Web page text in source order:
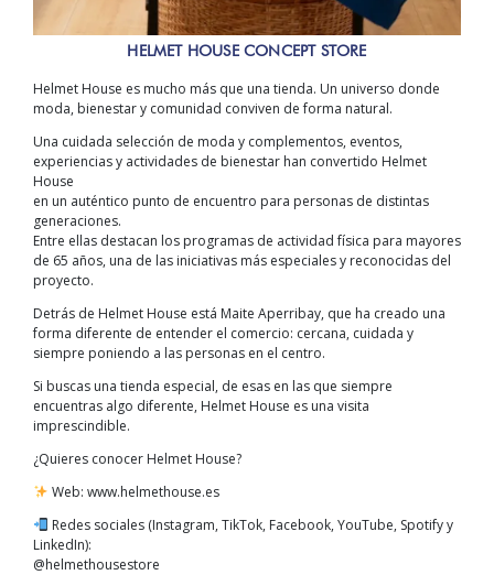
HELMET HOUSE CONCEPT STORE
Helmet House es mucho más que una tienda. Un universo donde
moda, bienestar y comunidad conviven de forma natural.
Una cuidada selección de moda y complementos, eventos,
experiencias y actividades de bienestar han convertido Helmet
House
en un auténtico punto de encuentro para personas de distintas
generaciones.
Entre ellas destacan los programas de actividad física para mayores
de 65 años, una de las iniciativas más especiales y reconocidas del
proyecto.
Detrás de Helmet House está Maite Aperribay, que ha creado una
forma diferente de entender el comercio: cercana, cuidada y
siempre poniendo a las personas en el centro.
Si buscas una tienda especial, de esas en las que siempre
encuentras algo diferente, Helmet House es una visita
imprescindible.
¿Quieres conocer Helmet House?
Web: www.helmethouse.es
Redes sociales (Instagram, TikTok, Facebook, YouTube, Spotify y
LinkedIn):
@helmethousestore